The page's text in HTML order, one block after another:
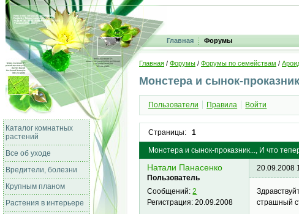
Главная Форумы
Каталог комнатных
растений
Все об уходе
Вредители, болезни
Крупным планом
Растения в интерьере
Главная / Форумы / Форумы по семействам /
Монстера и сынок-
Пользователи Правила Войти
Страницы: 1
Монстера и сынок-проказник..., И что
Натали Панасенко
Пользователь
Сообщений:2
Регистрация:20.09.2008
20.09.2008
страшный